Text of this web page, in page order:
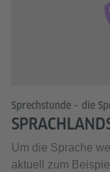
Sprechstunde – die
Um die Sprache
aktuell zum